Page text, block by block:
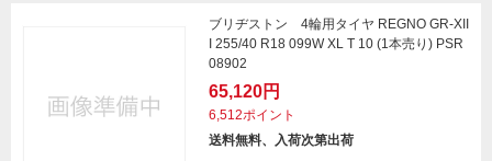
ブリヂストン 4輪用タイヤ REGNO GR-XII
I 255/40 R18 099W XL T 10 (1本売り) PSR
08902
65,120円
6,512ポイント
送料無料、入荷次第出荷